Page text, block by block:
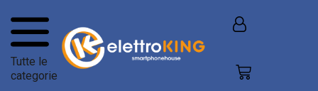
Tutte le
categorie